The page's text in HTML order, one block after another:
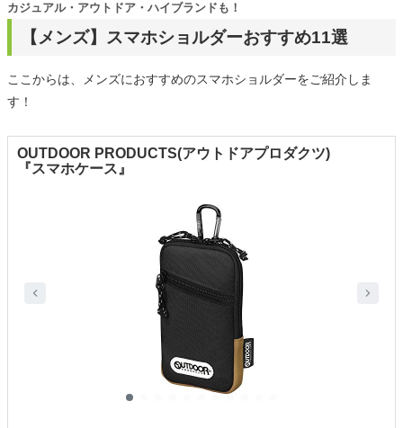
【メンズ】スマホショルダーおすすめ11選
カジュアル・アウトドア・ハイブランドも！
ここからは、メンズにおすすめのスマホショルダーをご紹介しま
す！
OUTDOOR PRODUCTS(アウトドアプロダクツ)
『スマホケース』